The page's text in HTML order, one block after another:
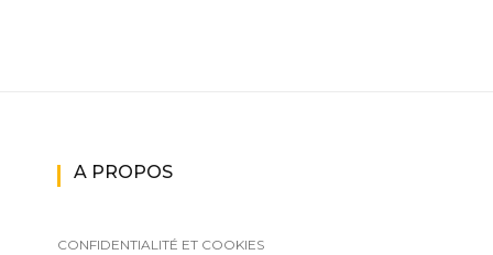
A PROPOS
CONFIDENTIALITÉ ET COOKIES